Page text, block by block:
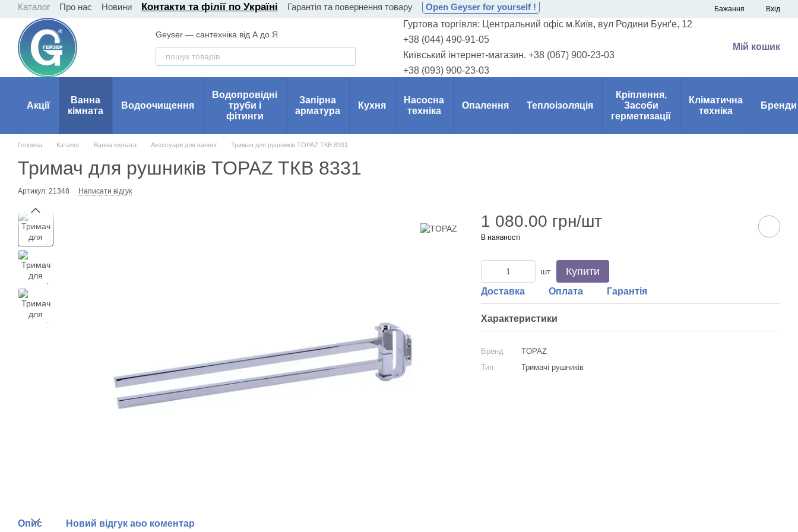
Перейти до основного контенту
Каталог Про нас Новини Контакти та філії по Україні Гарантія та повернення товару Open Geyser for yourself ! Бажання Вхід
Geyser — сантехніка від А до Я
Гуртова торгівля: Центральний офіс м.Київ, вул Родини Бунґе, 12
+38 (044) 490-91-05
Київський інтернет-магазин. +38 (067) 900-23-03
+38 (093) 900-23-03
Мій кошик
Акції
Ванна
кімната
Водоочищення
Водопровідні
труби і
фітинги
Запірна
арматура
Кухня
Насосна
техніка
Опалення Теплоізоляція
Кріплення,
Засоби
герметизації
Кліматична
техніка
Бренди
Головна Каталог Ванна кімната Аксесуари для ванної Тримач для рушників TOPAZ TКВ 8331
Тримач для рушників TOPAZ TКВ 8331
Артикул: 21348 Написати відгук
Опис Новий відгук або коментар
1 080.00 грн/шт
В наявності
шт Купити
Доставка Оплата Гарантія
Характеристики
Бренд
TOPAZ
Тип
Тримачі рушників